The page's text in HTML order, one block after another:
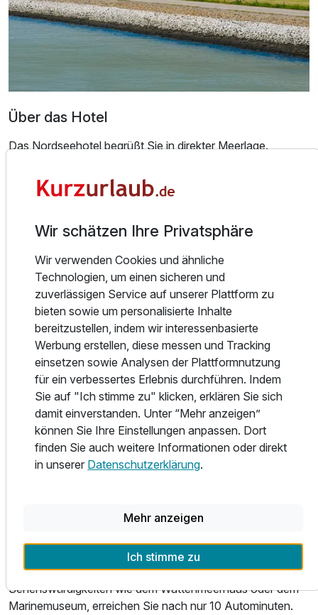
Zusatznächte
Für 3 Tage p.P. ab 166,00 €
2 Erwachsene
Ausstattung
Über das Hotel
Das Nordseehotel begrüßt Sie in direkter Meerlage.
Kaum haben Sie das Auto abgestellt, weht Ihnen schon die
Nordseeluft um die Nase. Noch schnell ein kurzer Blick
begrüßt.
unsere komfortabel eingerichteten Zimmer. Hier steht Ihnen
natürlich ein Flachbild-TV, ein eigenes Badezimmer mit
Haartrockner, sowie kostenfreies W-Lan zur Verfügung.
Von einem Großteil unserer Zimmer genießen Sie den
direkten Blick auf die Nordsee.
Am Abend verwöhnt Sie das Team vom Panorama
Restaurant mit kulinarischen Genüssen aus dem Bereich
Fisch und Fleisch, bevor Sie sich nach einem
Schlummertrunk an der hoteleigenen Bar in Ihr gemütliches
Bett legen.
Frühaufsteher? Kein Problem! Bei uns können Sie schon
unter der Woche ab 6.00 Uhr und am Wochenende ab
Das Nordseehotel ist ideal gelegen für ereignisreiche
Ausflüge in die Region. Wilhelmshaven mit seinen
Sehenswürdigkeiten wie dem Wattenmeerhaus oder dem
Marinemuseum, erreichen Sie nach nur 10 Autominuten.
Wir schätzen Ihre Privatsphäre
Wir verwenden Cookies und ähnliche
Technologien, um einen sicheren und
zuverlässigen Service auf unserer Plattform zu
bieten sowie um personalisierte Inhalte
bereitzustellen, indem wir interessenbasierte
Werbung erstellen, diese messen und Tracking
einsetzen sowie Analysen der Plattformnutzung
für ein verbessertes Erlebnis durchführen. Indem
Sie auf "Ich stimme zu" klicken, erklären Sie sich
damit einverstanden. Unter “Mehr anzeigen”
können Sie Ihre Einstellungen anpassen. Dort
finden Sie auch weitere Informationen oder direkt
in unserer Datenschutzerklärung.
Mehr anzeigen
Ich stimme zu